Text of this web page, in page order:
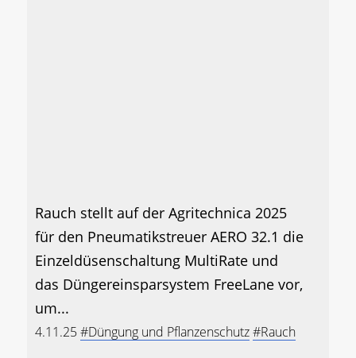
Rauch stellt auf der Agritechnica 2025
für den Pneumatikstreuer AERO 32.1 die
Einzeldüsenschaltung MultiRate und
das Düngereinsparsystem FreeLane vor,
um...
4.11.25#Düngung und Pflanzenschutz#Rauch